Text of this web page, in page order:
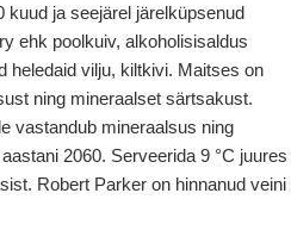
ja seejärel järelküpsenud
ehk poolkuiv, alkoholisisaldus
heledaid vilju, kiltkivi. Maitses on
ning mineraalset särtsakust.
vastandub mineraalsus ning
2060. Serveerida 9 °C juures
Robert Parker on hinnanud veini